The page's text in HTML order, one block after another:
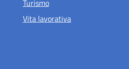
Turismo
Vita lavorativa